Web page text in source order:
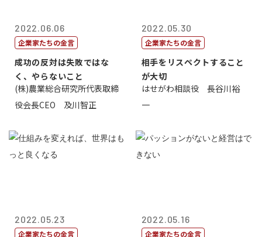
2022.06.06
企業家たちの金言
成功の反対は失敗ではな
く、やらないこと
(株)農業総合研究所代表取締
役会長CEO 及川智正
2022.05.30
企業家たちの金言
相手をリスペクトすること
が大切
はせがわ相談役 長谷川裕
一
2022.05.23
企業家たちの金言
2022.05.16
企業家たちの金言